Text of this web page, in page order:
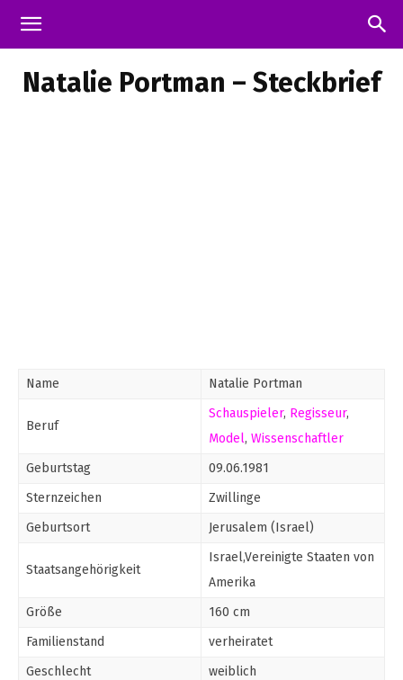
Natalie Portman – Steckbrief
Name Natalie Portman
Beruf
Schauspieler, Regisseur,
Model, Wissenschaftler
Geburtstag
09.06.1981
Sternzeichen
Zwillinge
Geburtsort
Jerusalem (Israel)
Staatsangehörigkeit
Israel,Vereinigte Staaten von
Amerika
Größe
160 cm
Familienstand
verheiratet
Geschlecht
weiblich